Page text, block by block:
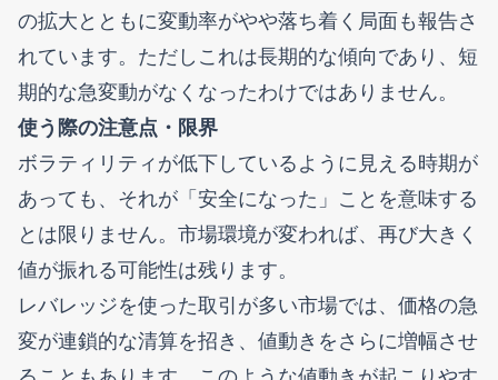
の拡大とともに変動率がやや落ち着く局面も報告さ
れています。ただしこれは長期的な傾向であり、短
期的な急変動がなくなったわけではありません。
使う際の注意点・限界
ボラティリティが低下しているように見える時期が
あっても、それが「安全になった」ことを意味する
とは限りません。市場環境が変われば、再び大きく
値が振れる可能性は残ります。
レバレッジを使った取引が多い市場では、価格の急
変が連鎖的な清算を招き、値動きをさらに増幅させ